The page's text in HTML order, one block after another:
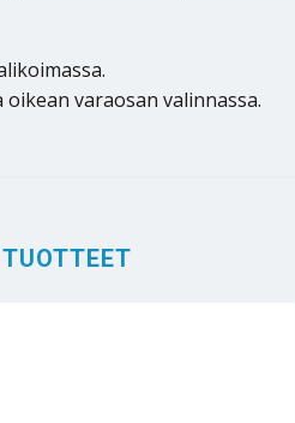
varaosan valinnassa.